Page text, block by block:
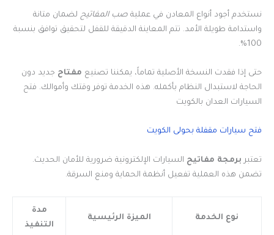
نستخدم أجود أنواع المعادن في عملية صب المفاتيح لضمان متانة
واستدامة طويلة الأمد. تتم المعاينة الدقيقة للقفل لتحقيق توافق بنسبة
100%.
حتى إذا فقدت النسخة الأصلية تماماً، يمكننا تصنيع مفتاح جديد دون
الحاجة لاستبدال النظام بأكمله. هذه الخدمة توفر وقتك وأموالك. فتح
السيارات العدان بالكويت
فتح سيارات مقفلة بحولى الكويت
تعتبر برمجة مفاتيح السيارات الإلكترونية ضرورية للأمان الحديث.
تضمن هذه العملية تفعيل أنظمة الحماية ومنع السرقة.
نوع الخدمة الميزة الرئيسية
مدة
التنفيذ